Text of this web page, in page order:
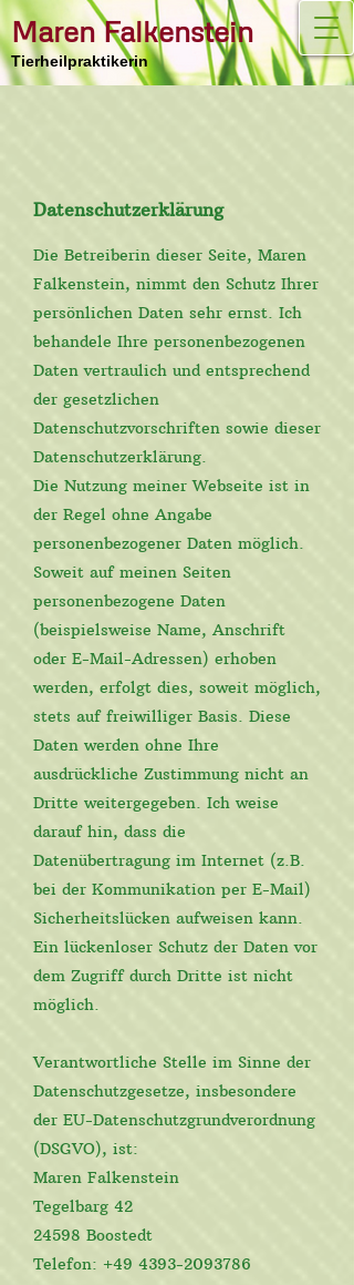
Maren Falkenstein
Tierheilpraktikerin
Datenschutzerklärung
Die Betreiberin dieser Seite, Maren
Falkenstein, nimmt den Schutz Ihrer
persönlichen Daten sehr ernst. Ich
behandele Ihre personenbezogenen
Daten vertraulich und entsprechend
der gesetzlichen
Datenschutzvorschriften sowie dieser
Datenschutzerklärung.
Die Nutzung meiner Webseite ist in
der Regel ohne Angabe
personenbezogener Daten möglich.
Soweit auf meinen Seiten
personenbezogene Daten
(beispielsweise Name, Anschrift
oder E-Mail-Adressen) erhoben
werden, erfolgt dies, soweit möglich,
stets auf freiwilliger Basis. Diese
Daten werden ohne Ihre
ausdrückliche Zustimmung nicht an
Dritte weitergegeben. Ich weise
darauf hin, dass die
Datenübertragung im Internet (z.B.
bei der Kommunikation per E-Mail)
Sicherheitslücken aufweisen kann.
Ein lückenloser Schutz der Daten vor
dem Zugriff durch Dritte ist nicht
möglich.
Verantwortliche Stelle im Sinne der
Datenschutzgesetze, insbesondere
der EU-Datenschutzgrundverordnung
(DSGVO), ist:
Maren Falkenstein
Tegelbarg 42
24598 Boostedt
Telefon: +49 4393-2093786